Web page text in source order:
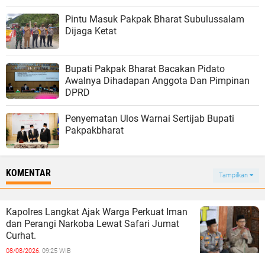
Pintu Masuk Pakpak Bharat Subulussalam
Dijaga Ketat
Bupati Pakpak Bharat Bacakan Pidato
Awalnya Dihadapan Anggota Dan Pimpinan
DPRD
Penyematan Ulos Warnai Sertijab Bupati
Pakpakbharat
KOMENTAR Tampilkan
Kapolres Langkat Ajak Warga Perkuat Iman
dan Perangi Narkoba Lewat Safari Jumat
Curhat.
08/08/2026, 09:25 WIB